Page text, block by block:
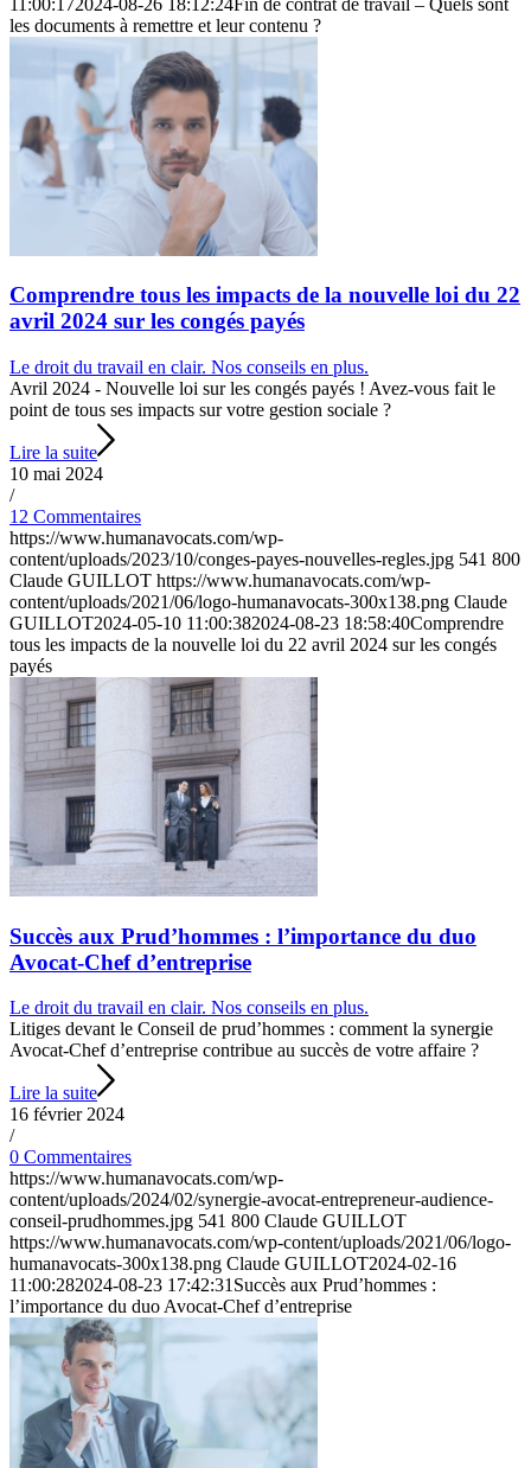
les documents à remettre et leur contenu ?
Comprendre tous les impacts de la nouvelle loi du 22
avril 2024 sur les congés payés
Le droit du travail en clair. Nos conseils en plus.
Avril 2024 - Nouvelle loi sur les congés payés ! Avez-vous fait le
point de tous ses impacts sur votre gestion sociale ?
Lire la suite
10 mai 2024
/
12 Commentaires
https://www.humanavocats.com/wp-
content/uploads/2023/10/conges-payes-nouvelles-regles.jpg 541 800
Claude GUILLOT https://www.humanavocats.com/wp-
content/uploads/2021/06/logo-humanavocats-300x138.png Claude
GUILLOT2024-05-10 11:00:382024-08-23 18:58:40Comprendre
tous les impacts de la nouvelle loi du 22 avril 2024 sur les congés
payés
Succès aux Prud’hommes : l’importance du duo
Avocat-Chef d’entreprise
Le droit du travail en clair. Nos conseils en plus.
Litiges devant le Conseil de prud’hommes : comment la synergie
Avocat-Chef d’entreprise contribue au succès de votre affaire ?
Lire la suite
16 février 2024
/
0 Commentaires
https://www.humanavocats.com/wp-
content/uploads/2024/02/synergie-avocat-entrepreneur-audience-
conseil-prudhommes.jpg 541 800 Claude GUILLOT
https://www.humanavocats.com/wp-content/uploads/2021/06/logo-
humanavocats-300x138.png Claude GUILLOT2024-02-16
11:00:282024-08-23 17:42:31 Succès aux Prud’hommes :
l’importance du duo Avocat-Chef d’entreprise